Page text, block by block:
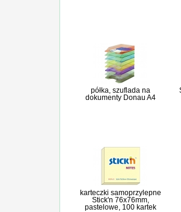
półka, szuflada na
dokumenty Donau A4
karteczki samoprzylepne
Stick'n 76x76mm,
pastelowe, 100 kartek